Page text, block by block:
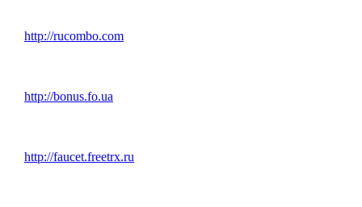
http://rucombo.com
http://bonus.fo.ua
http://faucet.freetrx.ru